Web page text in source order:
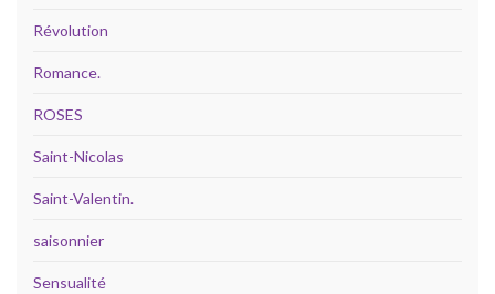
Révolution
Romance.
ROSES
Saint-Nicolas
Saint-Valentin.
saisonnier
Sensualité